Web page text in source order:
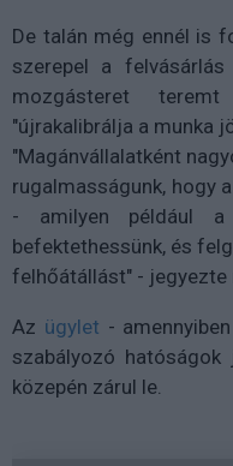
De talán még ennél is
szerepel a
mozgásteret
"újrakalibrálja a munka
"Magánvállalatként
rugalmasságunk, hogy
- amilyen például a
befektethessünk, és
felhőátállást" - jegyezte
Az ügylet -
szabályozó
közepén zárul le.